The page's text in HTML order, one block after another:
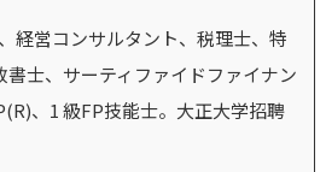
経営コンサルタント、税理士、特
士、サーティファイドファイナン
、1 級FP技能士。大正大学招聘